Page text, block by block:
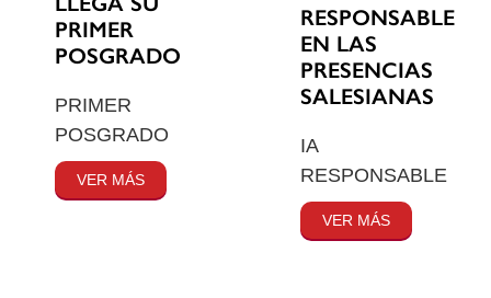
PRIMER
POSGRADO
PRIMER
POSGRADO
VER MÁS
RESPONSABLE
EN LAS
PRESENCIAS
SALESIANAS
IA
RESPONSABLE
VER MÁS